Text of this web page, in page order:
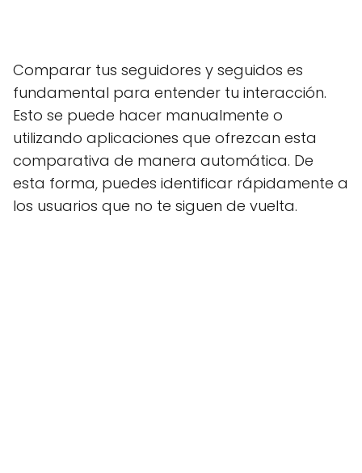
Comparar tus seguidores y seguidos es
fundamental para entender tu interacción.
Esto se puede hacer manualmente o
utilizando aplicaciones que ofrezcan esta
comparativa de manera automática. De
esta forma, puedes identificar rápidamente a
los usuarios que no te siguen de vuelta.